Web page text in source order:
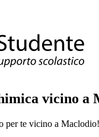
vicino a
per te vicino a Maclodio!